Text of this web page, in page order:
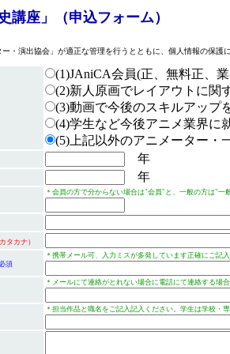
講座」（申込フォーム）
・演出協会」が適正な管理を行うとともに、個人情報の保護
(1)JAniCA会員(正、無料正、
(2)新人原画でレイアウトに関
(3)動画で今後のスキルアップ
(4)学生など今後アニメ業界に
(5)上記以外のアニメーター・
年
年
＊会員の方で分からない場合は"会員"と、一般の方は"一
タカナ）
須
＊携帯メール可、入力ミスが多発しています正確にご記
＊メールにて連絡がとれない場合に電話にて連絡する場
＊担当作品と職名をご記入記入ください。学生は学校・